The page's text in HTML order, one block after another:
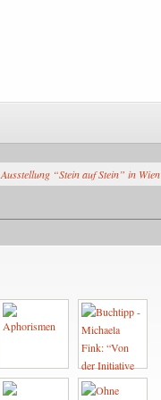
Ausstellung “Stein auf Stein” in Wien